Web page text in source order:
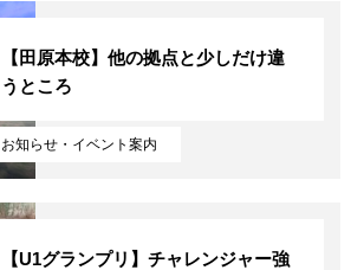
お知らせ・イベント案内
【田原本校】他の拠点と少しだけ違
うところ
【U1グランプリ】チャレンジャー強